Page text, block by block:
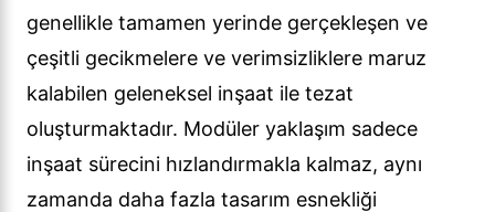
genellikle tamamen yerinde gerçekleşen ve
çeşitli gecikmelere ve verimsizliklere maruz
kalabilen geleneksel inşaat ile tezat
oluşturmaktadır. Modüler yaklaşım sadece
inşaat sürecini hızlandırmakla kalmaz, aynı
zamanda daha fazla tasarım esnekliği